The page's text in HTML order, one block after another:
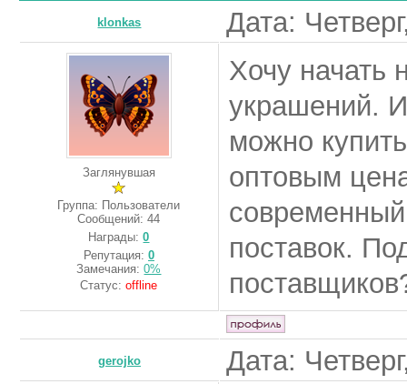
klonkas Дата:
Заглянувшая
Группа: Пользователи
Сообщений:44
Награды:0
Репутация: 0
Замечания:0%
Статус:offline
Хочу начать
украшений.
можно
оптовым
поставок.
gerojko Дата: